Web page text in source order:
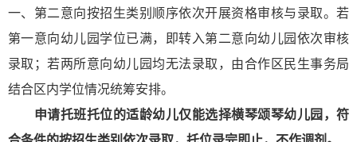
一、第二意向按招生类别顺序依次开展资格审核与录取。若
第一意向幼儿园学位已满，即转入第二意向幼儿园依次审核
录取；若两所意向幼儿园均无法录取，由合作区民生事务局
结合区内学位情况统筹安排。
申请托班托位的适龄幼儿仅能选择横琴颂琴幼儿园，符